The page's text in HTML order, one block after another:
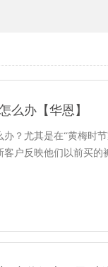
么办【华恩】
办？尤其是在“黄梅时
客户反映他们以前买